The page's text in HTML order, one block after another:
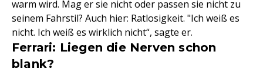
warm wird. Mag er sie nicht oder passen sie nicht zu
seinem Fahrstil? Auch hier: Ratlosigkeit. "Ich weiß es
nicht. Ich weiß es wirklich nicht“, sagte er.
Ferrari: Liegen die Nerven schon
blank?